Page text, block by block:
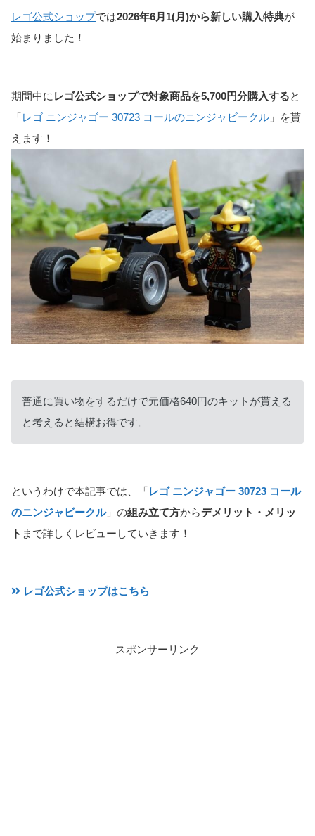
レゴ公式ショップでは2026年6月1(月)から新しい購入特典が
始まりました！
期間中に レゴ公式ショップで対象商品を5,700円分購入すると
「レゴ ニンジャゴー 30723 コールのニンジャビークル 」を貰
えます！
普通に買い物をするだけで元価格640円のキットが貰える
と考えると結構お得です。
というわけで本記事では、「レゴ ニンジャゴー 30723 コール
のニンジャビークル」の組み立て方からデメリット・メリッ
ト まで詳しくレビューしていきます！
レゴ公式ショップはこちら
スポンサーリンク